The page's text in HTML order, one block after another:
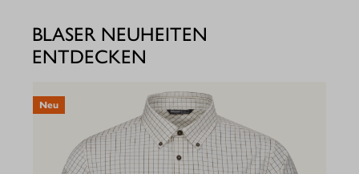
BLASER NEUHEITEN
ENTDECKEN
Neu